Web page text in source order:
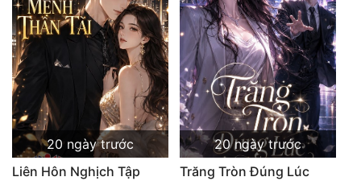
20 ngày trước
Liên Hôn Nghịch Tập
20 ngày trước
Trăng Tròn Đúng Lúc